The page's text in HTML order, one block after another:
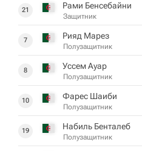
21 Рами Бенсебайни
Защитник
7 Рияд Марез
Полузащитник
8 Уссем Ауар
Полузащитник
10 Фарес Шаиби
Полузащитник
19 Набиль Бенталеб
Полузащитник